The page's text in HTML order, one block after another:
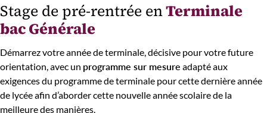
Stage de pré-rentrée enTerminale
bac Générale
Démarrez votre année de terminale, décisive pour votre future
orientation, avec un programme sur mesure adapté aux
exigences du programme de terminale pour cette dernière année
de lycée afin d’aborder cette nouvelle année scolaire de la
meilleure des manières.